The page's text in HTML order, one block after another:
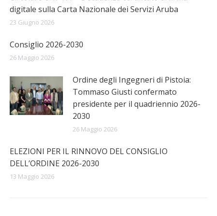
digitale sulla Carta Nazionale dei Servizi Aruba
23 Giugno 2026
Consiglio 2026-2030
26 Maggio 2026
Ordine degli Ingegneri di Pistoia:
Tommaso Giusti confermato
presidente per il quadriennio 2026-
2030
26 Maggio 2026
ELEZIONI PER IL RINNOVO DEL CONSIGLIO
DELL’ORDINE 2026-2030
13 Maggio 2026